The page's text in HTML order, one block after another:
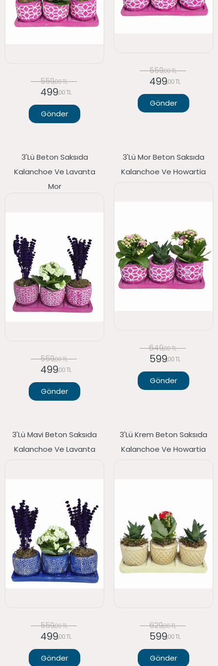
559,00 TL
499,00 TL
Gönder
559,00 TL
499,00 TL
Gönder
3'lü Beton Saksıda
Kalanchoe Ve Lavanta
Mor
559,00 TL
499,00 TL
Gönder
3'lü Mor Beton Saksıda
Kalanchoe Ve Howartia
649,00 TL
599,00 TL
Gönder
3'lü Mavi Beton Saksıda
Kalanchoe Ve Lavanta
559,00 TL
499,00 TL
Gönder
3'lü Krem Beton Saksıda
Kalanchoe Ve Howartia
629,00 TL
599,00 TL
Gönder